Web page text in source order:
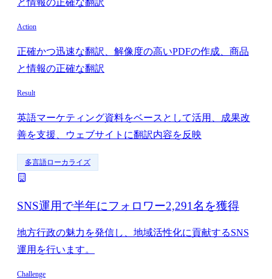
と情報の正確な翻訳
Action
正確かつ迅速な翻訳、解像度の高いPDFの作成、商品
と情報の正確な翻訳
Result
英語マーケティング資料をベースとして活用、成果改
善を支援、ウェブサイトに翻訳内容を反映
多言語ローカライズ
SNS運用で半年にフォロワー2,291名を獲得
地方行政の魅力を発信し、地域活性化に貢献するSNS
運用を行います。
Challenge